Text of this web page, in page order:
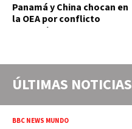
Panamá y China chocan en
la OEA por conflicto
portuario y mercante
ÚLTIMAS NOTICIAS
BBC NEWS MUNDO